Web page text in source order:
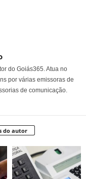
do Goiás365. Atua no
por várias emissoras de
de comunicação.
do autor